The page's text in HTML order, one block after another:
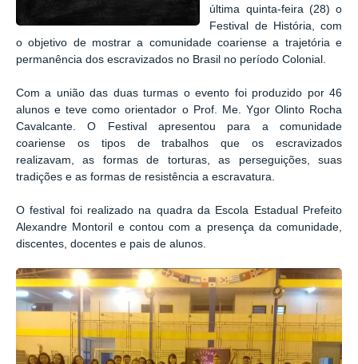
última quinta-feira (28) o
Festival de História, com
o objetivo de mostrar a comunidade coariense a trajetória e
permanência dos escravizados no Brasil no período Colonial.
Com a união das duas turmas o evento foi produzido por 46
alunos e teve como orientador o Prof. Me. Ygor Olinto Rocha
Cavalcante. O Festival apresentou para a comunidade
coariense os tipos de trabalhos que os escravizados
realizavam, as formas de torturas, as perseguições, suas
tradições e as formas de resistência a escravatura.
O festival foi realizado na quadra da Escola Estadual Prefeito
Alexandre Montoril e contou com a presença da comunidade,
discentes, docentes e pais de alunos.